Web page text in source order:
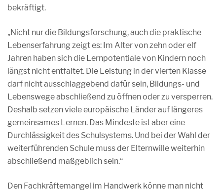
bekräftigt.
„Nicht nur die Bildungsforschung, auch die praktische
Lebenserfahrung zeigt es: Im Alter von zehn oder elf
Jahren haben sich die Lernpotentiale von Kindern noch
längst nicht entfaltet. Die Leistung in der vierten Klasse
darf nicht ausschlaggebend dafür sein, Bildungs- und
Lebenswege abschließend zu öffnen oder zu versperren.
Deshalb setzen viele europäische Länder auf längeres
gemeinsames Lernen. Das Mindeste ist aber eine
Durchlässigkeit des Schulsystems. Und bei der Wahl der
weiterführenden Schule muss der Elternwille weiterhin
abschließend maßgeblich sein.“
Den Fachkräftemangel im Handwerk könne man nicht